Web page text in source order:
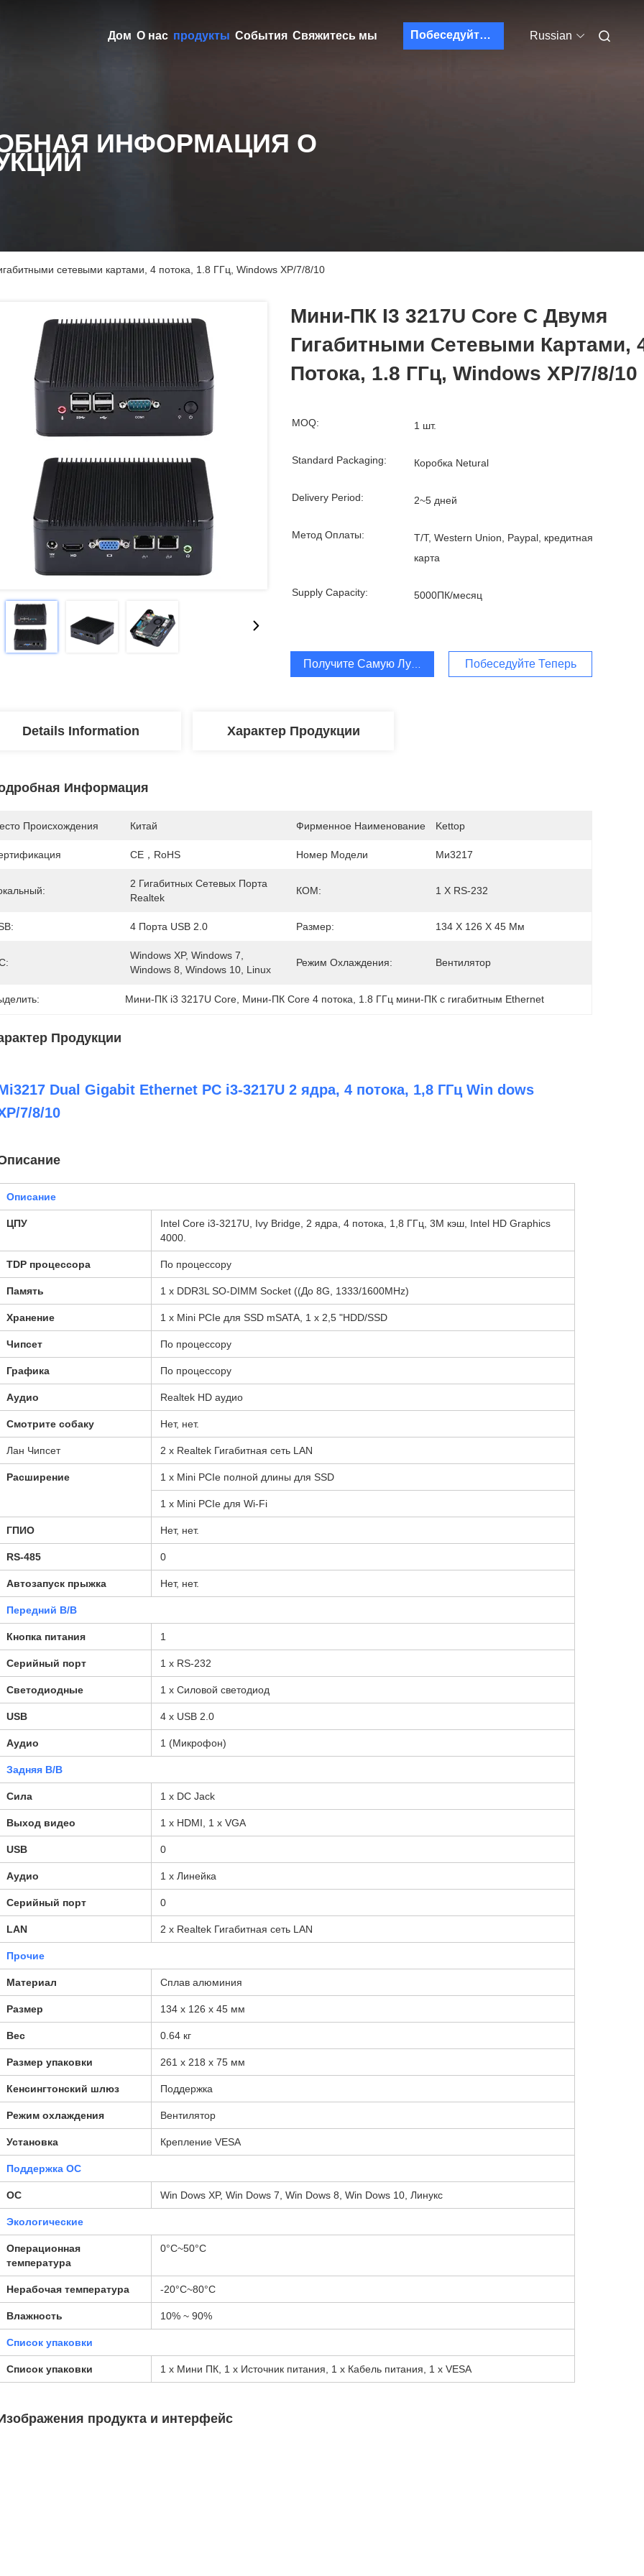
Дом О нас продукты События Свяжитесь мы Побеседуйте теперь Russian
ИНФОРМАЦИЯ О
сетевыми картами, 4 потока, 1.8 ГГц, Windows XP/7/8/10
Мини-ПК I3 3217U Core С Двумя
Гигабитными Сетевыми Картами,
Потока, 1.8 ГГц, Windows XP/7/8/10
MOQ: 1 шт.
Standard Packaging: Коробка Netural
Delivery Period: 2~5 дней
Метод Оплаты:
T/T, Western Union, Paypal, кредитная
карта
Supply Capacity: 5000ПК/месяц
Получите Самую Лучшую ЦенуПобеседуйте Теперь
Details Information Характер Продукции
Информация
Происхождения Китай Фирменное Наименование Kettop
CE，RoHS Номер Модели Ми3217
2 Гигабитных Сетевых Порта
Realtek
КОМ: 1 Х RS-232
4 Порта USB 2.0 Размер: 134 Х 126 Х 45 Мм
Windows XP, Windows 7,
Windows 8, Windows 10, Linux
Режим Охлаждения: Вентилятор
Мини-ПК i3 3217U Core Мини-ПК Core 4 потока 1.8 ГГц мини-ПК с гигабитным Ethernet
Продукции
Dual Gigabit Ethernet PC i3-3217U 2 ядра, 4 потока, 1,8 ГГц Win dows
7/8/10
Описание
ЦПУ
Intel Core i3-3217U, Ivy Bridge, 2 ядра, 4 потока, 1,8 ГГц, 3М кэш, Intel HD Graphics
4000.
TDP процессора По процессору
Память 1 x DDR3L SO-DIMM Socket ((До 8G, 1333/1600MHz)
Хранение 1 x Mini PCIe для SSD mSATA, 1 x 2,5 "HDD/SSD
Чипсет По процессору
Графика По процессору
Аудио Realtek HD аудио
Смотрите собаку Нет, нет.
Лан Чипсет 2 x Realtek Гигабитная сеть LAN
Расширение 1 x Mini PCIe полной длины для SSD
1 x Mini PCIe для Wi-Fi
ГПИО Нет, нет.
RS-485 0
Автозапуск прыжка Нет, нет.
Передний В/В
Кнопка питания 1
Серийный порт 1 x RS-232
Светодиодные 1 x Силовой светодиод
USB 4 х USB 2.0
Аудио 1 (Микрофон)
Задняя В/В
Сила 1 х DC Jack
Выход видео 1 x HDMI, 1 x VGA
USB 0
Аудио 1 x Линейка
Серийный порт 0
LAN 2 x Realtek Гигабитная сеть LAN
Прочие
Материал Сплав алюминия
Размер 134 x 126 x 45 мм
Вес 0.64 кг
Размер упаковки 261 х 218 х 75 мм
Кенсингтонский шлюз Поддержка
Режим охлаждения Вентилятор
Установка Крепление VESA
Поддержка ОС
ОС Win Dows XP, Win Dows 7, Win Dows 8, Win Dows 10, Линукс
Экологические
Операционная
температура
0°C~50°C
Нерабочая температура -20°C~80°C
Влажность 10% ~ 90%
Список упаковки
Список упаковки 1 x Мини ПК, 1 x Источник питания, 1 x Кабель питания, 1 x VESA
продукта и интерфейс